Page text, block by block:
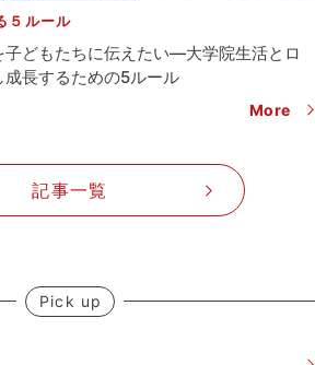
５ルール
子どもたちに伝えたい―大学院生活とロ
長するための5ルール
More
記事一覧
Pick up